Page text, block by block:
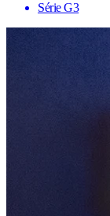
Série G3